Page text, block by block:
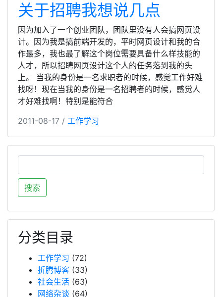
关于招聘我想说几点
因为加入了一个创业团队，团队里没有人会搞网页设
计。因为我是搞前端开发的，平时网页设计和我的合
作最多，我也最了解这个岗位需要具备什么样技能的
人才，所以招聘网页设计这个人的任务落到我的头
上。 当我的身份是一名求职者的时候，感觉工作好难
找呀！现在当我的身份是一名招聘者的时候，感觉人
才好难找啊！特别是能符合
2011-08-17 / 工作学习
分类目录
工作学习 (72)
折腾博客 (33)
社会生活 (63)
网络杂谈 (64)